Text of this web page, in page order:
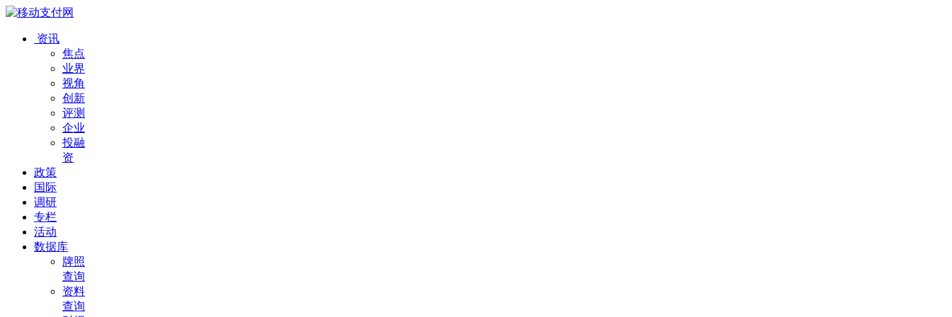
资讯
焦点
业界
视角
创新
评测
企业
投融
资
政策
国际
调研
专栏
活动
数据库
牌照
查询
资料
查询